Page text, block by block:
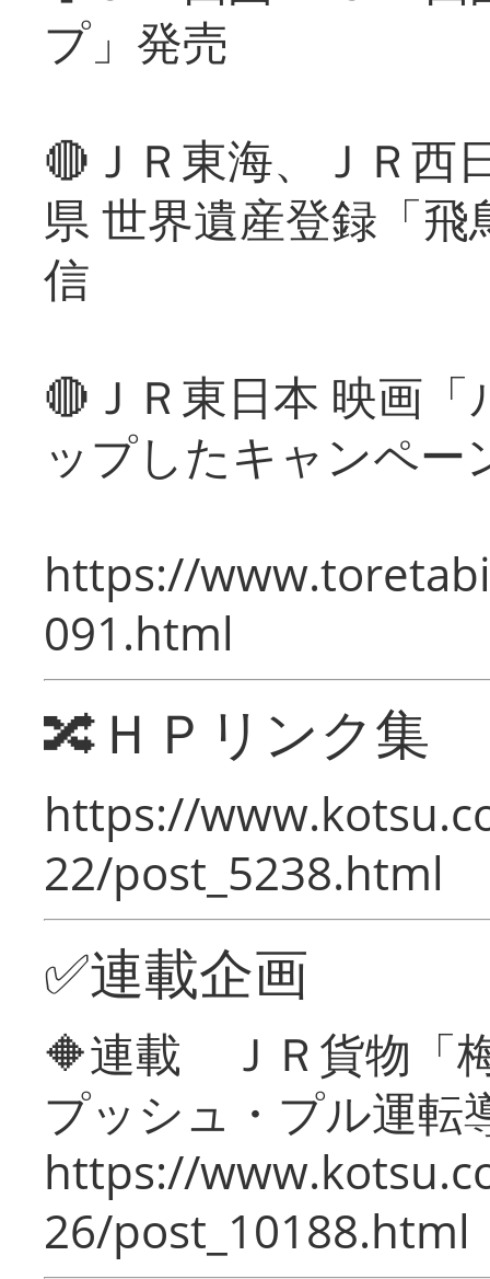
プ」発売
🔴ＪＲ東海、ＪＲ西
県 世界遺産登録「
信
🔴ＪＲ東日本 映画
ップしたキャンペー
https://
091.html
🔀ＨＰリンク集
https://
22/post_5238.html
✅連載企画
🔶連載 ＪＲ貨物「
プッシュ・プル運転
https://
26/post_10188.html